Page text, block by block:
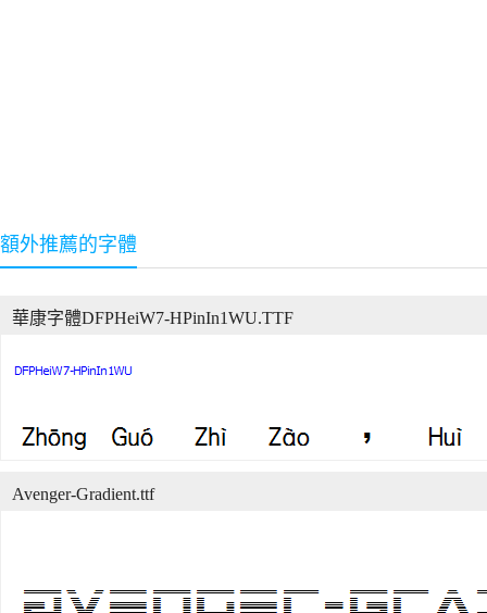
額外推薦的字體
華康字體DFPHeiW7-HPinIn1WU.TTF
Avenger-Gradient.ttf